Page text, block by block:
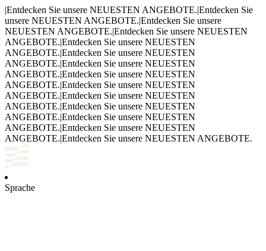
|Entdecken Sie unsere NEUESTEN ANGEBOTE.|Entdecken Sie
unsere NEUESTEN ANGEBOTE.|Entdecken Sie unsere
NEUESTEN ANGEBOTE.|Entdecken Sie unsere NEUESTEN
ANGEBOTE.|Entdecken Sie unsere NEUESTEN
ANGEBOTE.|Entdecken Sie unsere NEUESTEN
ANGEBOTE.|Entdecken Sie unsere NEUESTEN
ANGEBOTE.|Entdecken Sie unsere NEUESTEN
ANGEBOTE.|Entdecken Sie unsere NEUESTEN
ANGEBOTE.|Entdecken Sie unsere NEUESTEN
ANGEBOTE.|Entdecken Sie unsere NEUESTEN
ANGEBOTE.|Entdecken Sie unsere NEUESTEN
ANGEBOTE.|Entdecken Sie unsere NEUESTEN
ANGEBOTE.|Entdecken Sie unsere NEUESTEN ANGEBOTE.
Sprache